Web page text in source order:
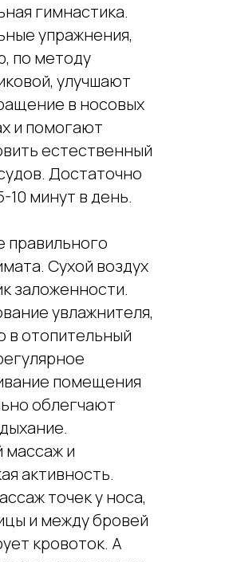
гимнастика.
упражнения,
по методу
улучшают
в носовых
и помогают
естественный
Достаточно
10 минут в день.
правильного
Сухой воздух
заложенности.
увлажнителя,
в отопительный
помещения
облегчают
массаж и
активность.
точек у носа,
и между бровей
кровоток. А